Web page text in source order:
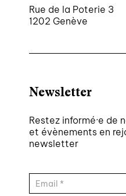
Rue de la Poterie 3
1202 Genève
Newsletter
Restez informé·e de
et évènements en
newsletter